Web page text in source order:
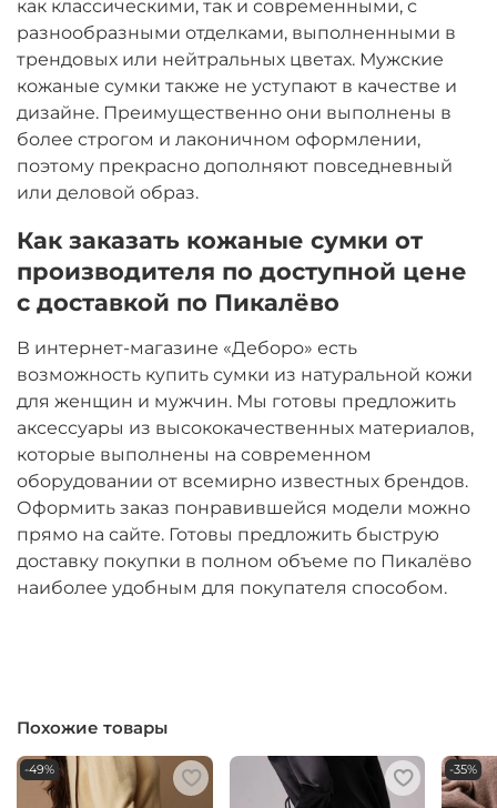
как классическими, так и современными, с
разнообразными отделками, выполненными в
трендовых или нейтральных цветах. Мужские
кожаные сумки также не уступают в качестве и
дизайне. Преимущественно они выполнены в
более строгом и лаконичном оформлении,
поэтому прекрасно дополняют повседневный
или деловой образ.
Как заказать кожаные сумки от
производителя по доступной цене
с доставкой по Пикалёво
В интернет-магазине «Деборо» есть
возможность купить сумки из натуральной кожи
для женщин и мужчин. Мы готовы предложить
аксессуары из высококачественных материалов,
которые выполнены на современном
оборудовании от всемирно известных брендов.
Оформить заказ понравившейся модели можно
прямо на сайте. Готовы предложить быструю
доставку покупки в полном объеме по Пикалёво
наиболее удобным для покупателя способом.
Похожие товары
-49% -35%